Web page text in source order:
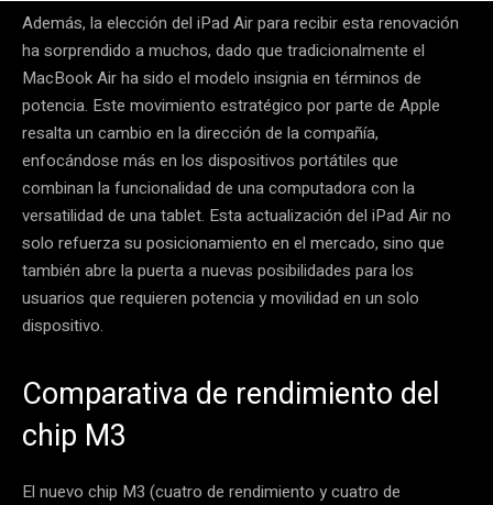
Además, la elección del iPad Air para recibir esta renovación
ha sorprendido a muchos, dado que tradicionalmente el
MacBook Air ha sido el modelo insignia en términos de
potencia. Este movimiento estratégico por parte de Apple
resalta un cambio en la dirección de la compañía,
enfocándose más en los dispositivos portátiles que
combinan la funcionalidad de una computadora con la
versatilidad de una tablet. Esta actualización del iPad Air no
solo refuerza su posicionamiento en el mercado, sino que
también abre la puerta a nuevas posibilidades para los
usuarios que requieren potencia y movilidad en un solo
dispositivo.
Comparativa de rendimiento del
chip M3
El nuevo chip M3 (cuatro de rendimiento y cuatro de